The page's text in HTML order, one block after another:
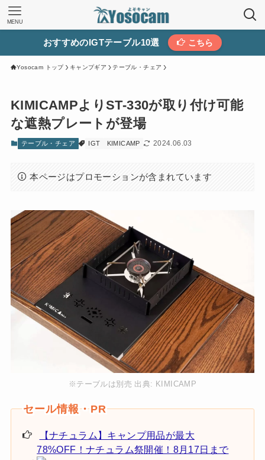
MENU
おすすめのIGTテーブル10選 こちら
Yosocam トップ キャンプギア テーブル・チェア
KIMICAMPよりST-330が取り付け可能
な遮熱プレートが登場
テーブル・チェア IGT KIMICAMP 2024.06.03
本ページはプロモーションが含まれています
※テーブルは別売 出典: KIMICAMP
【ナチュラム】キャンプ用品が最大
78%OFF！ナチュラム祭開催！8月17日まで